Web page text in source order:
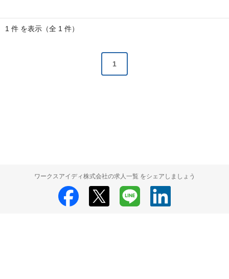
1 件 を表示（全 1 件）
1
ワークスアイディ株式会社の求人一覧 をシェアしましょう